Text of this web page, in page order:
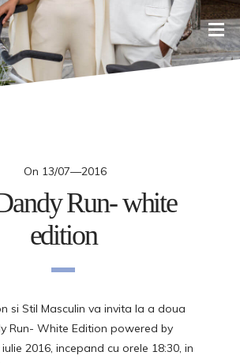
On 13/07—2016
Run- white
edition
si Stil Masculin va invita la a doua
Run- White Edition powered by
2016, incepand cu orele 18:30, in